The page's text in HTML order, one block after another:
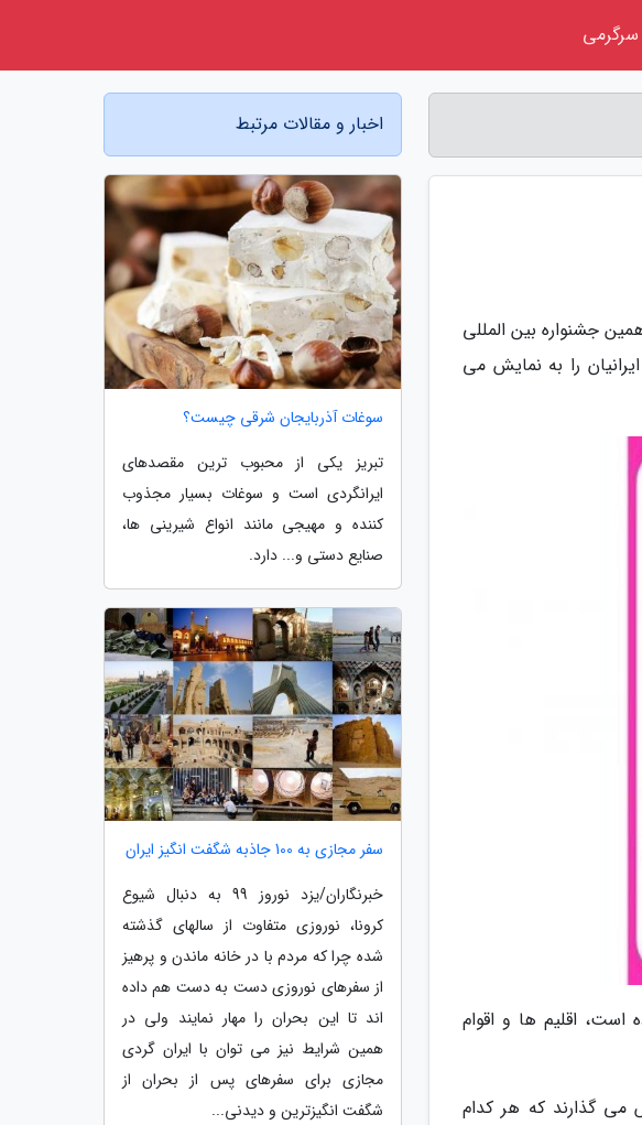
جشنواره بین المللی
را به نمایش می
اقلیم ها و اقوام
می گذارند که هر کدام
اخبار و مقالات مرتبط
سوغات آذربایجان شرقی چیست؟
تبریز یکی از محبوب ترین مقصدهای
ایرانگردی است و سوغات بسیار مجذوب
کننده و مهیجی مانند انواع شیرینی ها،
صنایع دستی و... دارد.
سفر مجازی به 100 جاذبه شگفت انگیز ایران
خبرنگاران/یزد نوروز 99 به دنبال شیوع
کرونا، نوروزی متفاوت از سالهای گذشته
شده چرا که مردم با در خانه ماندن و پرهیز
از سفرهای نوروزی دست به دست هم داده
اند تا این بحران را مهار نمایند ولی در
همین شرایط نیز می توان با ایران گردی
مجازی برای سفرهای پس از بحران از
شگفت انگیزترین و دیدنی...